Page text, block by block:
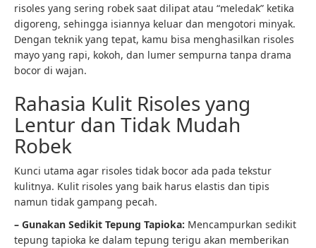
risoles yang sering robek saat dilipat atau “meledak” ketika
digoreng, sehingga isiannya keluar dan mengotori minyak.
Dengan teknik yang tepat, kamu bisa menghasilkan risoles
mayo yang rapi, kokoh, dan lumer sempurna tanpa drama
bocor di wajan.
Rahasia Kulit Risoles yang
Lentur dan Tidak Mudah
Robek
Kunci utama agar risoles tidak bocor ada pada tekstur
kulitnya. Kulit risoles yang baik harus elastis dan tipis
namun tidak gampang pecah.
– Gunakan Sedikit Tepung Tapioka: Mencampurkan sedikit
tepung tapioka ke dalam tepung terigu akan memberikan